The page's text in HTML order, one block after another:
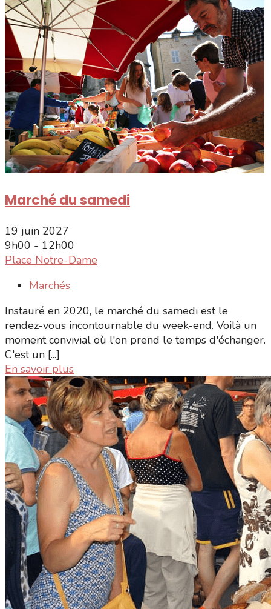
Marché du samedi
19 juin 2027
9h00 - 12h00
Place Notre-Dame
Marchés
Instauré en 2020, le marché du samedi est le
rendez-vous incontournable du week-end. Voilà un
moment convivial où l'on prend le temps d'échanger.
C'est un [...]
En savoir plus